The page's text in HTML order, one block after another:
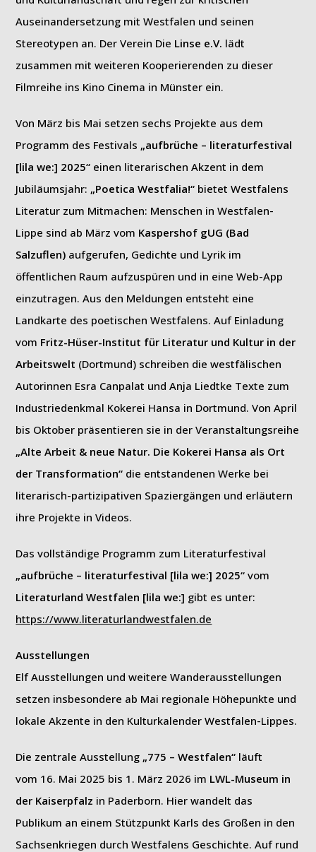
Auseinandersetzung mit Westfalen und seinen
Stereotypen an. Der Verein Die Linse e.V. lädt
zusammen mit weiteren Kooperierenden zu dieser
Filmreihe ins Kino Cinema in Münster ein.
Von März bis Mai setzen sechs Projekte aus dem
Programm des Festivals „aufbrüche – literaturfestival
[lila we:] 2025“ einen literarischen Akzent in dem
Jubiläumsjahr: „Poetica Westfalia!“ bietet Westfalens
Literatur zum Mitmachen: Menschen in Westfalen-
Lippe sind ab März vom Kaspershof gUG (Bad
Salzuflen) aufgerufen, Gedichte und Lyrik im
öffentlichen Raum aufzuspüren und in eine Web-App
einzutragen. Aus den Meldungen entsteht eine
Landkarte des poetischen Westfalens. Auf Einladung
vom Fritz-Hüser-Institut für Literatur und Kultur in der
Arbeitswelt (Dortmund) schreiben die westfälischen
Autorinnen Esra Canpalat und Anja Liedtke Texte zum
Industriedenkmal Kokerei Hansa in Dortmund. Von April
bis Oktober präsentieren sie in der Veranstaltungsreihe
„Alte Arbeit & neue Natur. Die Kokerei Hansa als Ort
der Transformation“ die entstandenen Werke bei
literarisch-partizipativen Spaziergängen und erläutern
ihre Projekte in Videos.
Das vollständige Programm zum Literaturfestival
„aufbrüche – literaturfestival [lila we:] 2025“ vom
Literaturland Westfalen [lila we:] gibt es unter:
https://www.literaturlandwestfalen.de
Ausstellungen
Elf Ausstellungen und weitere Wanderausstellungen
setzen insbesondere ab Mai regionale Höhepunkte und
lokale Akzente in den Kulturkalender Westfalen-Lippes.
Die zentrale Ausstellung „775 – Westfalen“ läuft
vom 16. Mai 2025 bis 1. März 2026 im LWL-Museum in
der Kaiserpfalz in Paderborn. Hier wandelt das
Publikum an einem Stützpunkt Karls des Großen in den
Sachsenkriegen durch Westfalens Geschichte. Auf rund